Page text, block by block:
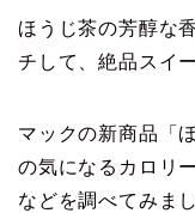
ほうじ茶の芳醇な
チして、絶品スイ
マックの新商品「
の気になるカロリ
などを調べてみまし